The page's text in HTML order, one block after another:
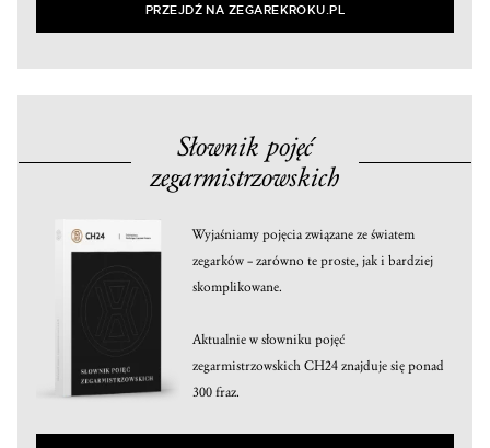
PRZEJDŹ NA ZEGAREKROKU.PL
Słownik pojęć
zegarmistrzowskich
Wyjaśniamy pojęcia związane ze światem
zegarków – zarówno te proste, jak i bardziej
skomplikowane.
Aktualnie w słowniku pojęć
zegarmistrzowskich CH24 znajduje się ponad
300 fraz.